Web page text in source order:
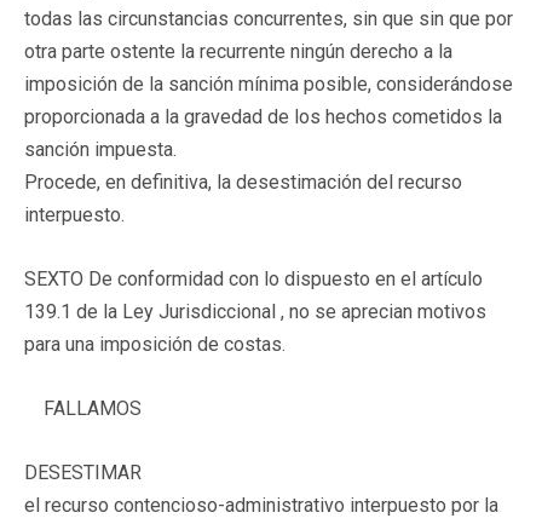
todas las circunstancias concurrentes, sin que sin que por
otra parte ostente la recurrente ningún derecho a la
imposición de la sanción mínima posible, considerándose
proporcionada a la gravedad de los hechos cometidos la
sanción impuesta.
Procede, en definitiva, la desestimación del recurso
interpuesto.
SEXTO De conformidad con lo dispuesto en el artículo
139.1 de la Ley Jurisdiccional , no se aprecian motivos
para una imposición de costas.
FALLAMOS
DESESTIMAR
el recurso contencioso-administrativo interpuesto por la